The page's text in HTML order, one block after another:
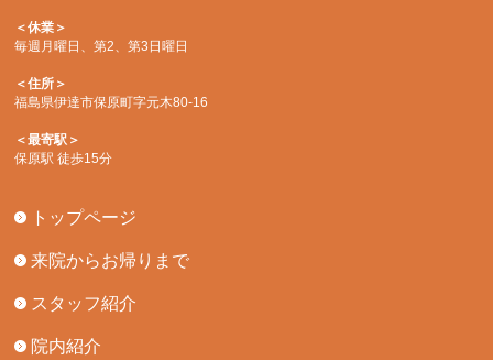
＜休業＞
毎週月曜日、第2、第3日曜日
＜住所＞
福島県伊達市保原町字元木80-16
＜最寄駅＞
保原駅 徒歩15分
トップページ
来院からお帰りまで
スタッフ紹介
院内紹介